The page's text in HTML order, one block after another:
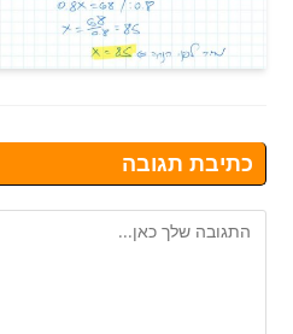
כתיבת תגובה